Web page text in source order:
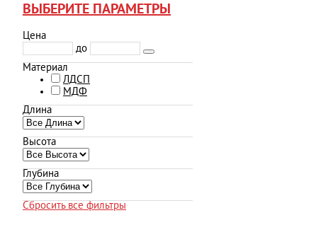
ВЫБЕРИТЕ ПАРАМЕТРЫ
Цена
до
Материал
ЛДСП
МДФ
Длина
Высота
Глубина
Сбросить все фильтры